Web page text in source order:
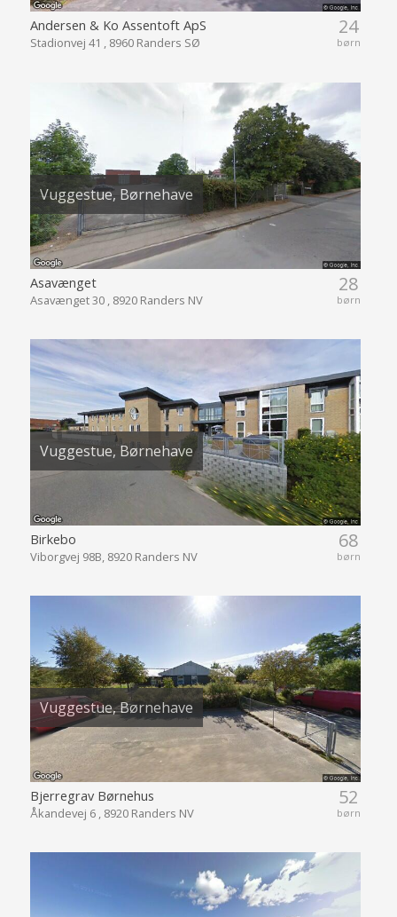
24
børn
Andersen & Ko Assentoft ApS
Stadionvej 41 , 8960 Randers SØ
Vuggestue, Børnehave
28
børn
Asavænget
Asavænget 30 , 8920 Randers NV
Vuggestue, Børnehave
68
børn
Birkebo
Viborgvej 98B, 8920 Randers NV
Vuggestue, Børnehave
52
børn
Bjerregrav Børnehus
Åkandevej 6 , 8920 Randers NV